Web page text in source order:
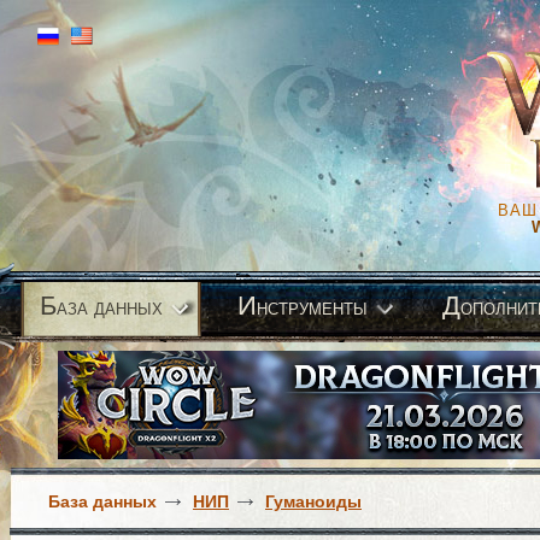
ВАШ
База данных Инструменты Д
База данных НИП Гуманоиды